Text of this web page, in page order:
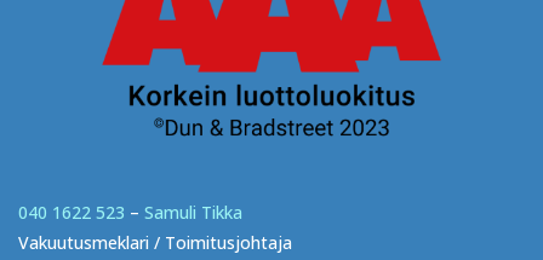
040 1622 523 – Samuli Tikka
Vakuutusmeklari / Toimitusjohtaja